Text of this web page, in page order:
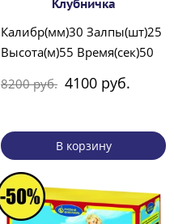
Клубничка
Калибр(мм)30 Залпы(шт)25
Высота(м)55 Время(сек)50
8200 руб. 4100 руб.
В корзину